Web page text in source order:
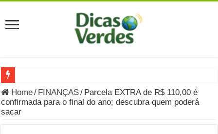
Grávida Pode Comer Pastrami? Saiba Quando o Consumo é
8 Bebidas saudáveis e ricas em eletrólitos: quais são e
Home/ FINANÇAS/ Parcela EXTRA de R$ 110,00 é
confirmada para o final do ano; descubra quem poderá
sacar